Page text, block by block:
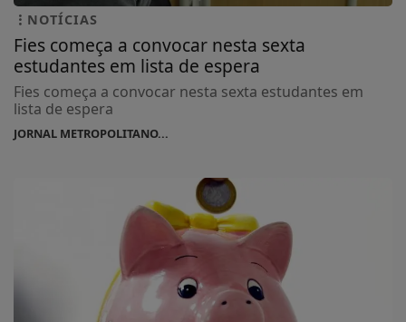
NOTÍCIAS
Fies começa a convocar nesta sexta
estudantes em lista de espera
Fies começa a convocar nesta sexta estudantes em
lista de espera
JORNAL METROPOLITANO...